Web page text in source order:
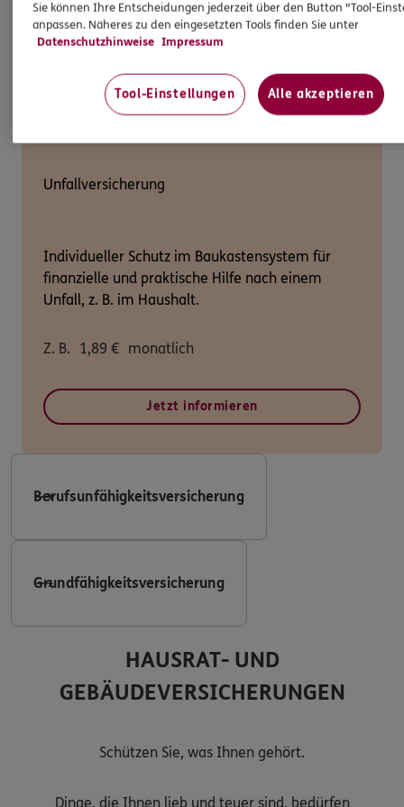
Unfallversicherung
Individueller Schutz im Baukastensystem für
finanzielle und praktische Hilfe nach einem
Unfall, z. B. im Haushalt.
Z. B. 1,89 € monatlich
Jetzt informieren
Berufsunfähigkeitsversicherung
Grundfähigkeitsversicherung
HAUSRAT- UND
GEBÄUDEVERSICHERUNGEN
Schützen Sie, was Ihnen gehört.
Dinge, die Ihnen lieb und teuer sind, bedürfen
Sie können Ihre Entscheidungen jederzeit über den Button "Tool-
anpassen. Näheres zu den eingesetzten Tools finden Sie unter
Datenschutzhinweise Impressum
Tool-Einstellungen Alle akzeptieren